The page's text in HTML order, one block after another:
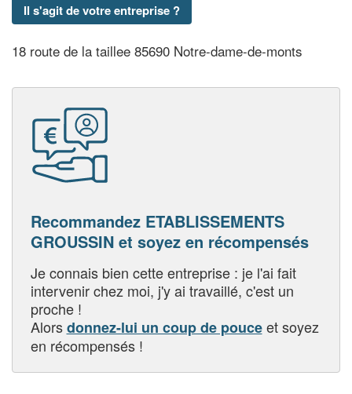
Il s'agit de votre entreprise ?
18 route de la taillee 85690 Notre-dame-de-monts
Recommandez ETABLISSEMENTS
GROUSSIN et soyez en récompensés
Je connais bien cette entreprise : je l'ai fait
intervenir chez moi, j'y ai travaillé, c'est un
proche !
Alorsdonnez-lui un coup de pouceet soyez
en récompensés !